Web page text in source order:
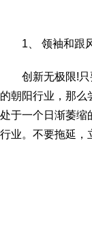
1、 领袖和跟风
创新无极限!只要
的朝阳行业，那么
处于一个日渐萎缩
行业。不要拖延，